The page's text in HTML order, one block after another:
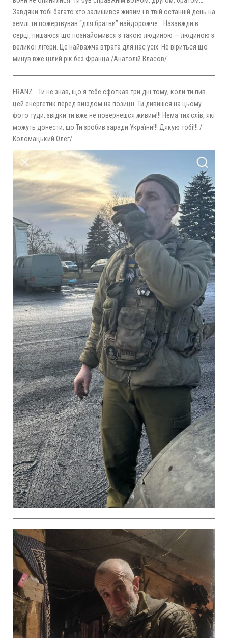
Завдяки тобі багато хто залишився живим і в твій останній день на
землі ти пожертвував “для братви” найдорожче… Назавжди в
серці, пишаюся що познайомився з такою людиною — людиною з
великої літери. Це найважча втрата для нас усіх. Не віриться що
минув вже цілий рік без Франца /Анатолій Власов/.
FRANZ… Ти не знав, що я тебе сфоткав три дні тому, коли ти пив
цей енергетик перед виїздом на позиції. Ти дивишся на цьому
фото туди, звідки ти вже не повернешся живим!!! Нема тих слів, які
можуть донести, шо Ти зробив заради України!!! Дякую тобі!!! /
Коломацький Олег/